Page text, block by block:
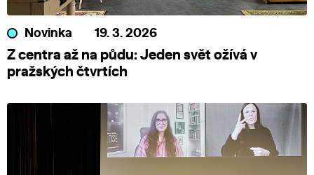
Novinka 19. 3. 2026
Z centra až na půdu: Jeden svět ožívá v
pražských čtvrtích